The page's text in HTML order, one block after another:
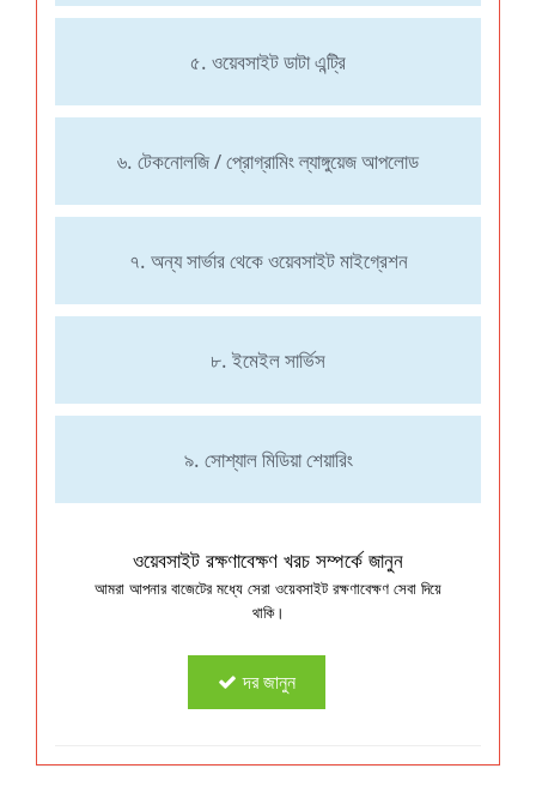
৫. ওয়েবসাইট ডাটা এন্ট্রি
৬. টেকনোলজি / প্রোগ্রামিং ল্যাঙ্গুয়েজ আপলোড
৭. অন্য সার্ভার থেকে ওয়েবসাইট মাইগ্রেশন
৮. ইমেইল সার্ভিস
৯. সোশ্যাল মিডিয়া শেয়ারিং
ওয়েবসাইট রক্ষণাবেক্ষণ খরচ সম্পর্কে জানুন
আমরা আপনার বাজেটের মধ্যে সেরা ওয়েবসাইট রক্ষণাবেক্ষণ সেবা দিয়ে
থাকি।
দর জানুন